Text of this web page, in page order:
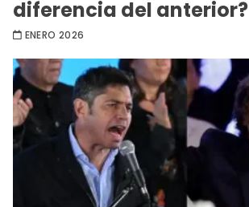
diferencia del anterior?
ENERO 2026